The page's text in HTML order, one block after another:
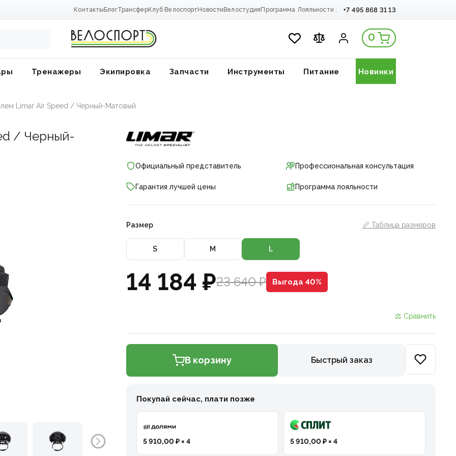
Контакты БлогТрансферКлуб Велоспорт Новости Велостудия Программа Лояльности +7 495 868 31 13
0
Тренажеры Экипировка Запчасти Инструменты Питание Новинки
Limar Air Speed / Черный-Матовый
/ Черный-
Официальный представитель Профессиональная консультация
Гарантия лучшей цены Программа лояльности
Размер 📏 Таблица размеров
S M L
14 184 ₽23 640 ₽ Выгода 40%
⚖ Сравнить
В корзину Быстрый заказ
Покупай сейчас, плати позже
5 910,00 ₽ × 4 5 910,00 ₽ × 4